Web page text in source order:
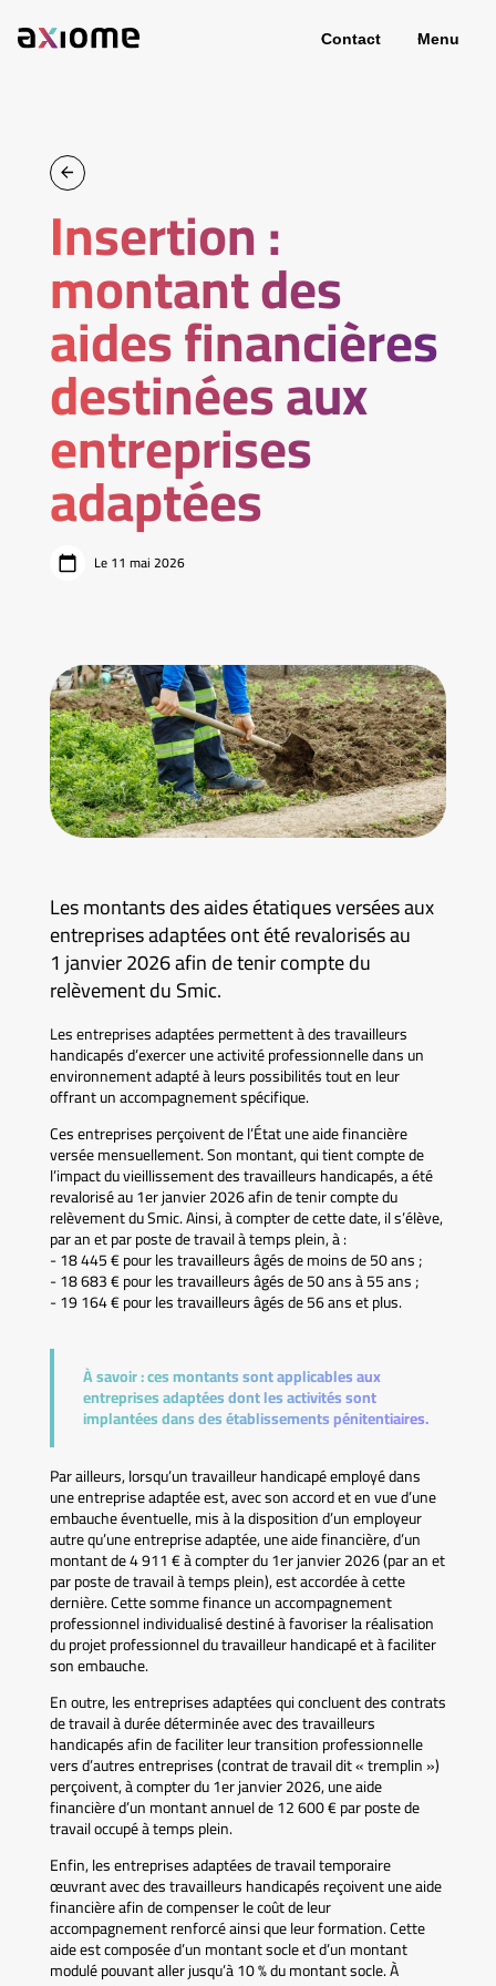
Contact Menu
Insertion :
montant des
aides financières
destinées aux
entreprises
adaptées
Le 11 mai 2026
Les montants des aides étatiques versées aux
entreprises adaptées ont été revalorisés au
1 janvier 2026 afin de tenir compte du
relèvement du Smic.
Les entreprises adaptées permettent à des travailleurs
handicapés d’exercer une activité professionnelle dans un
environnement adapté à leurs possibilités tout en leur
offrant un accompagnement spécifique.
Ces entreprises perçoivent de l’État une aide financière
versée mensuellement. Son montant, qui tient compte de
l’impact du vieillissement des travailleurs handicapés, a été
revalorisé au 1er janvier 2026 afin de tenir compte du
relèvement du Smic. Ainsi, à compter de cette date, il s’élève,
par an et par poste de travail à temps plein, à :
- 18 445 € pour les travailleurs âgés de moins de 50 ans ;
- 18 683 € pour les travailleurs âgés de 50 ans à 55 ans ;
- 19 164 € pour les travailleurs âgés de 56 ans et plus.
À savoir :ces montants sont applicables aux
entreprises adaptées dont les activités sont
implantées dans des établissements pénitentiaires.
Par ailleurs, lorsqu’un travailleur handicapé employé dans
une entreprise adaptée est, avec son accord et en vue d’une
embauche éventuelle, mis à la disposition d’un employeur
autre qu’une entreprise adaptée, une aide financière, d’un
montant de 4 911 € à compter du 1er janvier 2026 (par an et
par poste de travail à temps plein), est accordée à cette
dernière. Cette somme finance un accompagnement
professionnel individualisé destiné à favoriser la réalisation
du projet professionnel du travailleur handicapé et à faciliter
son embauche.
En outre, les entreprises adaptées qui concluent des contrats
de travail à durée déterminée avec des travailleurs
handicapés afin de faciliter leur transition professionnelle
vers d’autres entreprises (contrat de travail dit « tremplin »)
perçoivent, à compter du 1er janvier 2026, une aide
financière d’un montant annuel de 12 600 € par poste de
travail occupé à temps plein.
Enfin, les entreprises adaptées de travail temporaire
œuvrant avec des travailleurs handicapés reçoivent une aide
financière afin de compenser le coût de leur
accompagnement renforcé ainsi que leur formation. Cette
aide est composée d’un montant socle et d’un montant
modulé pouvant aller jusqu’à 10 % du montant socle. À